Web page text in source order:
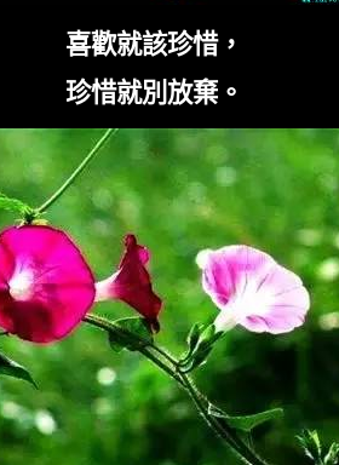
喜歡就該珍惜，
珍惜就別放棄。